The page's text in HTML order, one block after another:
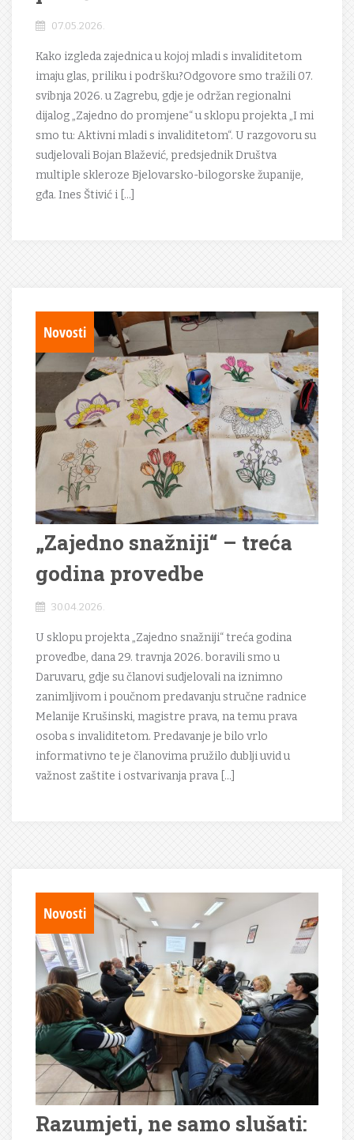
07.05.2026.
Kako izgleda zajednica u kojoj mladi s invaliditetom
imaju glas, priliku i podršku?Odgovore smo tražili 07.
svibnja 2026. u Zagrebu, gdje je održan regionalni
dijalog „Zajedno do promjene“ u sklopu projekta „I mi
smo tu: Aktivni mladi s invaliditetom“. U razgovoru su
sudjelovali Bojan Blažević, predsjednik Društva
multiple skleroze Bjelovarsko-bilogorske županije,
gđa. Ines Štivić i […]
Novosti
„Zajedno snažniji“ – treća
godina provedbe
30.04.2026.
U sklopu projekta „Zajedno snažniji“ treća godina
provedbe, dana 29. travnja 2026. boravili smo u
Daruvaru, gdje su članovi sudjelovali na iznimno
zanimljivom i poučnom predavanju stručne radnice
Melanije Krušinski, magistre prava, na temu prava
osoba s invaliditetom. Predavanje je bilo vrlo
informativno te je članovima pružilo dublji uvid u
važnost zaštite i ostvarivanja prava […]
Novosti
Razumjeti, ne samo slušati: